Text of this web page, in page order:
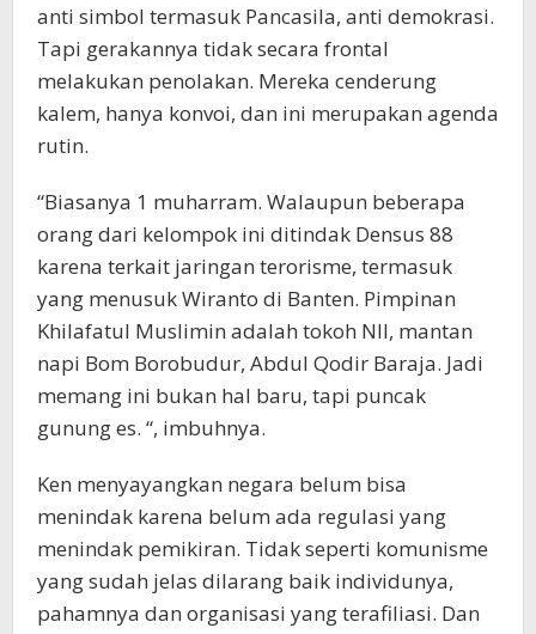
anti simbol termasuk Pancasila, anti demokrasi.
Tapi gerakannya tidak secara frontal
melakukan penolakan. Mereka cenderung
kalem, hanya konvoi, dan ini merupakan agenda
rutin.
“Biasanya 1 muharram. Walaupun beberapa
orang dari kelompok ini ditindak Densus 88
karena terkait jaringan terorisme, termasuk
yang menusuk Wiranto di Banten. Pimpinan
Khilafatul Muslimin adalah tokoh NII, mantan
napi Bom Borobudur, Abdul Qodir Baraja. Jadi
memang ini bukan hal baru, tapi puncak
gunung es. “, imbuhnya.
Ken menyayangkan negara belum bisa
menindak karena belum ada regulasi yang
menindak pemikiran. Tidak seperti komunisme
yang sudah jelas dilarang baik individunya,
pahamnya dan organisasi yang terafiliasi. Dan